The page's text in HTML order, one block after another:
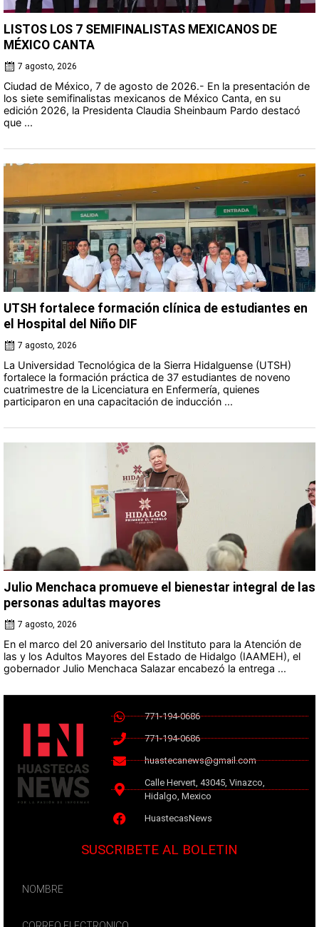
LISTOS LOS 7 SEMIFINALISTAS MEXICANOS DE
MÉXICO CANTA
7 agosto, 2026
Ciudad de México, 7 de agosto de 2026.- En la presentación de
los siete semifinalistas mexicanos de México Canta, en su
edición 2026, la Presidenta Claudia Sheinbaum Pardo destacó
que ...
UTSH fortalece formación clínica de estudiantes en
el Hospital del Niño DIF
7 agosto, 2026
La Universidad Tecnológica de la Sierra Hidalguense (UTSH)
fortalece la formación práctica de 37 estudiantes de noveno
cuatrimestre de la Licenciatura en Enfermería, quienes
participaron en una capacitación de inducción ...
Julio Menchaca promueve el bienestar integral de las
personas adultas mayores
7 agosto, 2026
En el marco del 20 aniversario del Instituto para la Atención de
las y los Adultos Mayores del Estado de Hidalgo (IAAMEH), el
gobernador Julio Menchaca Salazar encabezó la entrega ...
771-194-0686
771-194-0686
huastecanews@gmail.com
Calle Hervert, 43045, Vinazco,
Hidalgo, Mexico
HuastecasNews
SUSCRIBETE AL BOLETIN